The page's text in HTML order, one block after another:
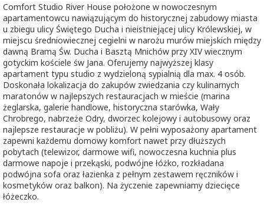
Comfort Studio River House położone w nowoczesnym
apartamentowcu nawiązującym do historycznej zabudowy miasta
u zbiegu ulicy Świętego Ducha i nieistniejącej ulicy Królewskiej, w
miejscu średniowiecznej cegielni w narożu murów miejskich między
dawną Bramą Św. Ducha i Basztą Mnichów przy XIV wiecznym
gotyckim kościele św Jana. Oferujemy najwyższej klasy
apartament typu studio z wydzieloną sypialnią dla max. 4 osób.
Doskonała lokalizacja do zakupów zwiedzania czy kulinarnych
maratonów w najlepszych restauracjach w mieście (marina
żeglarska, galerie handlowe, historyczna starówka, Wały
Chrobrego, nabrzeże Odry, dworzec kolejowy i autobusowy oraz
najlepsze restauracje w pobliżu). W pełni wyposażony apartament
zapewni każdemu domowy komfort nawet przy dłuższych
pobytach (telewizor, darmowe wifi, nowoczesna kuchnia plus
darmowe napoje i przekąski, podwójne łóżko, rozkładana
podwójna sofa oraz łazienka z pełnym zestawem ręczników i
kosmetyków oraz balkon). Na życzenie zapewniamy dziecięce
łóżeczko.